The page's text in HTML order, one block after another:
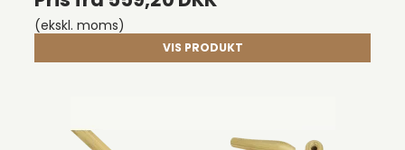
(ekskl. moms)
VIS PRODUKT